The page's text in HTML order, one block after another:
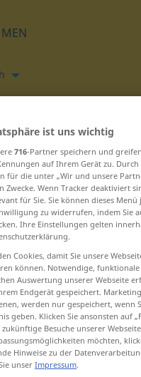
beginnen –
hile
Himalaya
hindi
hindou
hindouisme
ist uns wichtig
716-Partner speichern und
auf Ihrem Gerät zu.
für die unter „Wir und unsere
Zwecke. Wenn Tracker deaktiviert
für Sie. Sie können dieses
zu widerrufen, indem Sie
Ihre Einstellungen gelten
Cookies, damit Sie unsere
können. Notwendige,
Auswertung unserer Webseite
Endgerät gespeichert.
werden nur gespeichert, wenn
geben. Klicken Sie ansonsten
Besuche unserer
möchten,
Hinweise zu der
unser Impressum.